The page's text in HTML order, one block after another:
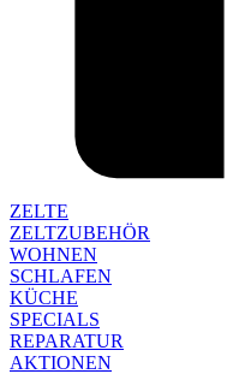
ZELTE
ZELTZUBEHÖR
WOHNEN
SCHLAFEN
KÜCHE
SPECIALS
REPARATUR
AKTIONEN